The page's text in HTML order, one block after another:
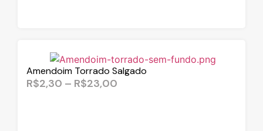
Amendoim Torrado Salgado
R$2,30 – R$23,00